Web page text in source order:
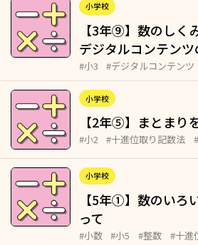
小学校
【3年⑨】数のしく
デジタルコンテン
#小3 #デジタルコンテンツ
小学校
【2年⑤】まとまり
#小2 #十進位取り記数法
小学校
【5年①】数のいろ
って
#小数 #小5 #整数 #十進